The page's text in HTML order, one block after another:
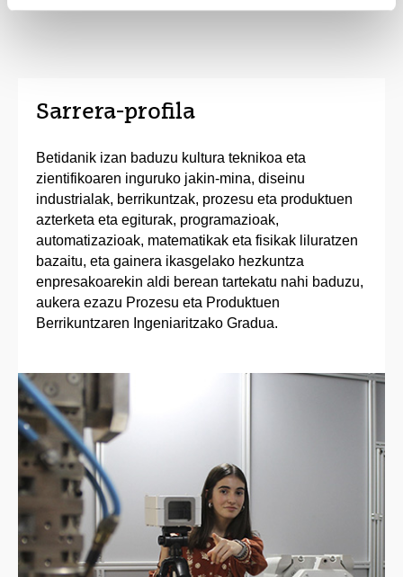
Sarrera-profila
Betidanik izan baduzu kultura teknikoa eta
zientifikoaren inguruko jakin-mina, diseinu
industrialak, berrikuntzak, prozesu eta produktuen
azterketa eta egiturak, programazioak,
automatizazioak, matematikak eta fisikak liluratzen
bazaitu, eta gainera ikasgelako hezkuntza
enpresakoarekin aldi berean tartekatu nahi baduzu,
aukera ezazu Prozesu eta Produktuen
Berrikuntzaren Ingeniaritzako Gradua.